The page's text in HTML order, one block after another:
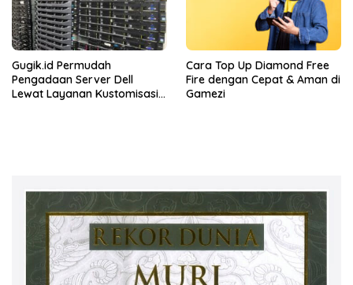
Gugik.id Permudah
Pengadaan Server Dell
Lewat Layanan Kustomisasi
Cara Top Up Diamond Free
Fire dengan Cepat & Aman di
Gamezi